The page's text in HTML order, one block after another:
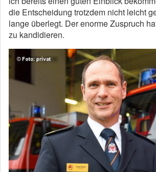
die Entscheidung trotzdem nicht leicht
lange überlegt. Der enorme Zuspruch
zu kandidieren.